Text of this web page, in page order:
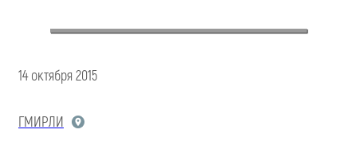
14 октября 2015
ГМИРЛИ